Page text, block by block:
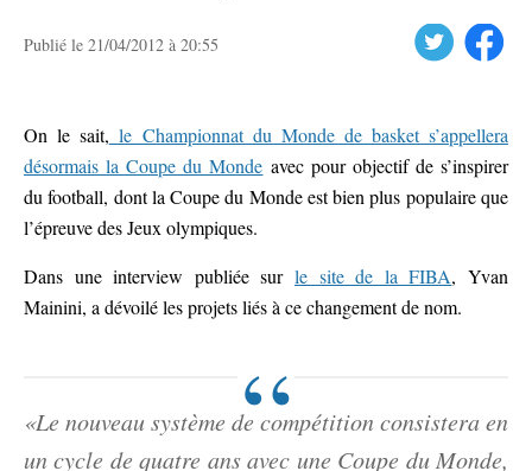
Publié le 21/04/2012 à 20:55 Facebook
On le sait, le Championnat du Monde de basket s’appellera
désormais la Coupe du Monde avec pour objectif de s’inspirer
du football, dont la Coupe du Monde est bien plus populaire que
l’épreuve des Jeux olympiques.
Dans une interview publiée sur le site de la FIBA, Yvan
Mainini, a dévoilé les projets liés à ce changement de nom.
«Le nouveau système de compétition consistera en
un cycle de quatre ans avec une Coupe du Monde,